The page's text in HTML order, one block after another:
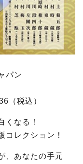
パン
（税込）
くなる！
コレクション！
、あなたの手元